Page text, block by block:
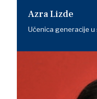
Azra Lizde
Učenica generacije